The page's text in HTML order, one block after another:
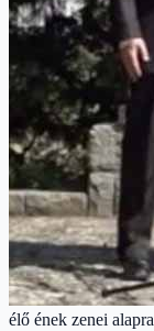
élő ének zenei alapra